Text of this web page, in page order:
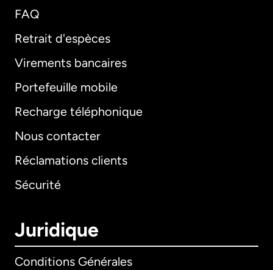
FAQ
Retrait d'espèces
Virements bancaires
Portefeuille mobile
Recharge téléphonique
Nous contacter
Réclamations clients
Sécurité
Juridique
Conditions Générales